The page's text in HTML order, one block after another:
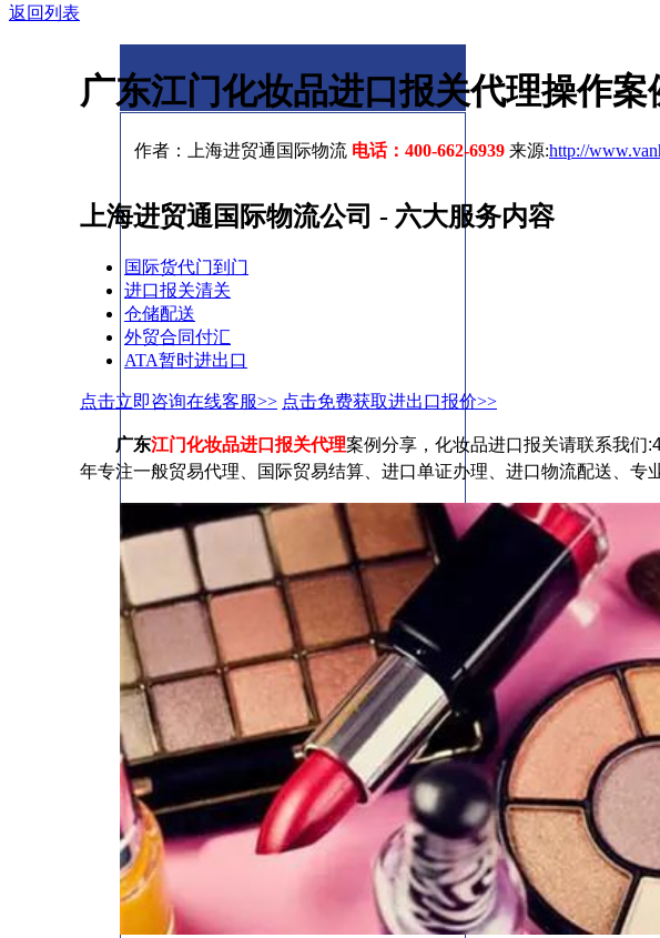
返回列表
广东江门化妆品进口报关代理操作案
作者：上海进贸通国际物流 电话：400-662-6939 来源:http://
上海进贸通国际物流公司 - 六大服务内容
国际货代门到门
进口报关清关
仓储配送
外贸合同付汇
ATA暂时进出口
点击立即咨询在线客服>> 点击免费获取进出口报价>>
广东江门化妆品进口报关代理案例分享，化妆品进口报关请联系我们
年专注一般贸易代理、国际贸易结算、进口单证办理、进口物流配送、专